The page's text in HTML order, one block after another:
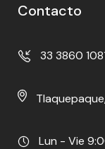
Contacto
33 3860
Lun - Vie